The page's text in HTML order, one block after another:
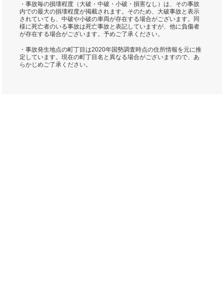
・事故毎の損壊程度（大破・中破・小破・損害なし）は、その事故
内での最大の損壊程度が掲載されます。そのため、大破事故と表示
されていても、中破や小破の車両が存在する場合がございます。同
様に死亡者のいる事故は死亡事故と表記していますが、他に負傷者
が存在する場合がございます。予めご了承ください。
・事故発生地点の町丁目は2020年国勢調査時点の住所情報を元に推
定しています。現在の町丁目名と異なる場合がございますので、あ
らかじめご了承ください。